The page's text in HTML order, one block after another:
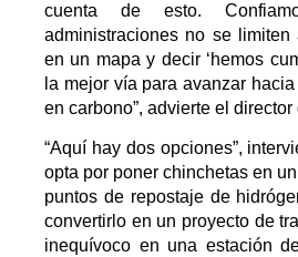
cuenta de esto.
administraciones no se limiten
en un mapa y decir ‘hemos
la mejor vía para avanzar
en carbono”, advierte el
“Aquí hay dos opciones”,
opta por poner chinchetas en
puntos de repostaje de
convertirlo en un proyecto de
inequívoco en una estación